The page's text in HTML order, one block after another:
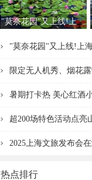
"莫奈花园"又上线!上
"莫奈花园"又上线!上
限定无人机秀、烟花
暑期打卡热 美心红酒
超200场特色活动点亮
2025上海文旅发布会
热点排行